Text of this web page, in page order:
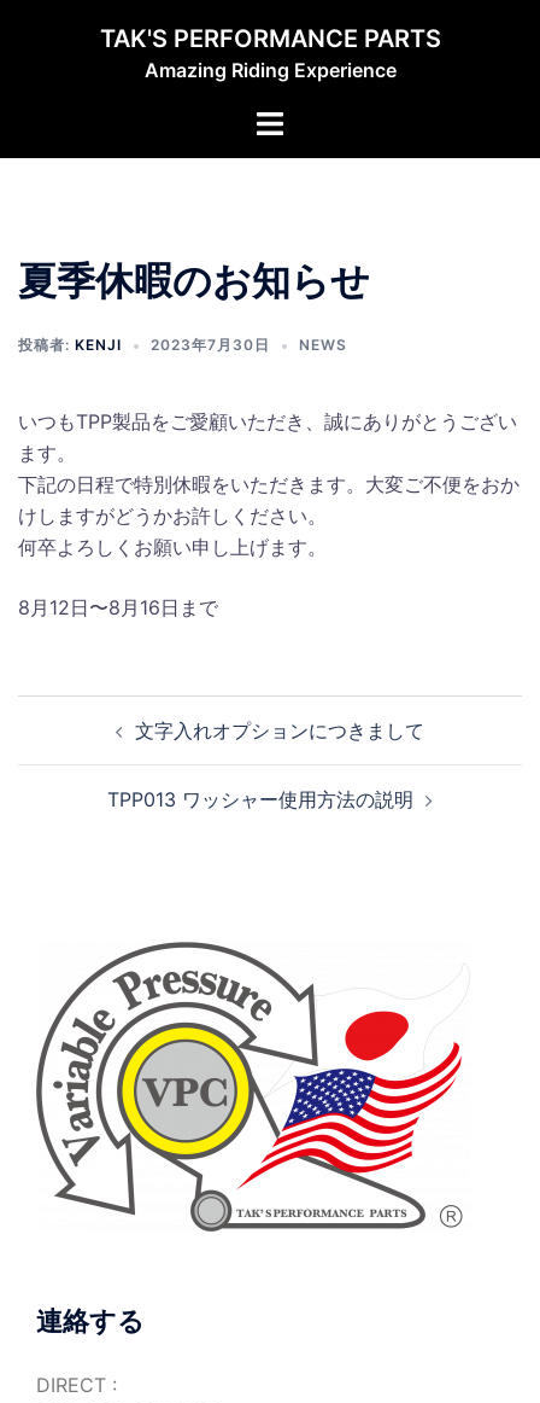
TAK'S PERFORMANCE PARTS
Amazing Riding Experience
ト
ュ
ー
夏季休暇のお知らせ
投稿者: KENJI 2023年7月30日 NEWS
いつもTPP製品をご愛顧いただき、誠にありがとうござい
ます。
下記の日程で特別休暇をいただきます。大変ご不便をおか
けしますがどうかお許しください。
何卒よろしくお願い申し上げます。
8月12日〜8月16日まで
文字入れオプションにつきまして
TPP013 ワッシャー使用方法の説明
連絡する
DIRECT :